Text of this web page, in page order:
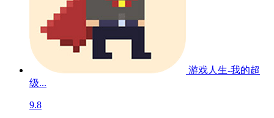
游戏人生-我的超
级...
9.8